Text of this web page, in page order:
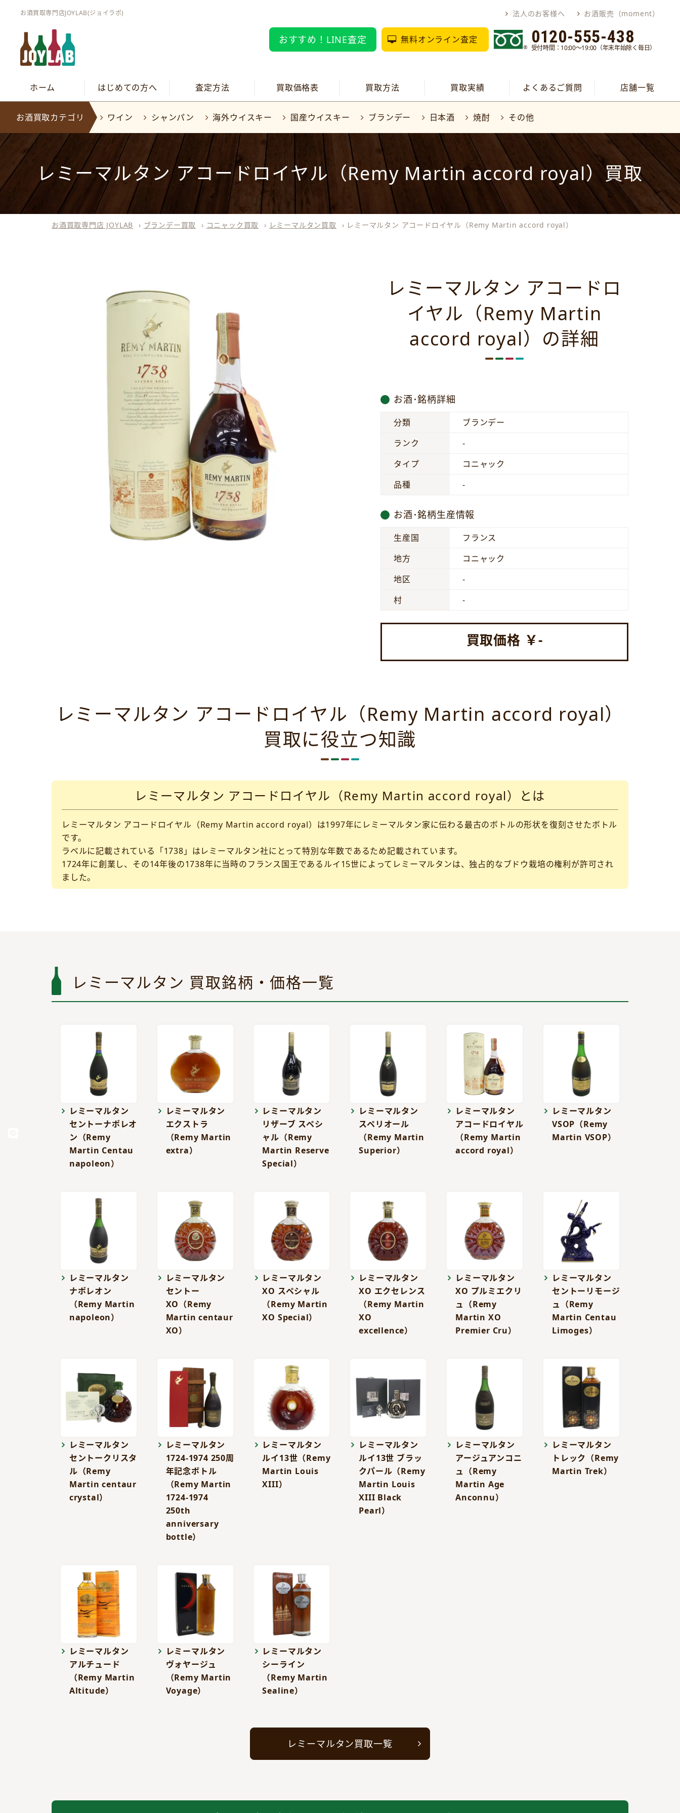
お酒買取専門店JOYLAB(ジョイラボ) 法人のお客様へ お酒販売（moment）
おすすめ！LINE査定 無料オンライン査定 0120-555-438
受付時間：10:00～19:00（年末年始除く毎日）
ホーム はじめての方へ 査定方法 買取価格表 買取方法 買取実績 よくあるご質問 店舗一覧
お酒買取カテゴリ ワイン シャンパン 海外ウイスキー 国産ウイスキー ブランデー 日本酒 焼酎 その他
レミーマルタン アコードロイヤル（Remy Martin accord royal）買取
お酒買取専門店 JOYLAB › ブランデー買取 › コニャック買取 › レミーマルタン買取 › レミーマルタン アコードロイヤル（Remy Martin accord royal）
レミーマルタン アコードロ
イヤル（Remy Martin
accord royal）の詳細
お酒･銘柄詳細
分類
ブランデー
ランク
-
タイプ
コニャック
品種
-
お酒･銘柄生産情報
生産国
フランス
地方
コニャック
地区
-
村
-
買取価格 ￥-
レミーマルタン アコードロイヤル（Remy Martin accord royal）
買取に役立つ知識
レミーマルタン アコードロイヤル（Remy Martin accord royal）とは
レミーマルタン アコードロイヤル（Remy Martin accord royal）は1997年にレミーマルタン家に伝わる最古のボトルの形状を復刻させたボトル
です。
ラベルに記載されている「1738」はレミーマルタン社にとって特別な年数であるため記載されています。
1724年に創業し、その14年後の1738年に当時のフランス国王であるルイ15世によってレミーマルタンは、独占的なブドウ栽培の権利が許可され
ました。
レミーマルタン 買取銘柄・価格一覧
レミーマルタン
セントーナポレオ
ン（Remy
Martin Centau
napoleon）
レミーマルタン
エクストラ
（Remy Martin
extra）
レミーマルタン
リザーブ スペシ
ャル（Remy
Martin Reserve
Special）
レミーマルタン
スペリオール
（Remy Martin
Superior）
レミーマルタン
アコードロイヤル
（Remy Martin
accord royal）
レミーマルタン
VSOP（Remy
Martin VSOP）
レミーマルタン
ナポレオン
（Remy Martin
napoleon）
レミーマルタン
セントー
XO（Remy
Martin centaur
XO）
レミーマルタン
XO スペシャル
（Remy Martin
XO Special）
レミーマルタン
XO エクセレンス
（Remy Martin
XO
excellence）
レミーマルタン
XO プルミエクリ
ュ（Remy
Martin XO
Premier Cru）
レミーマルタン
セントーリモージ
ュ（Remy
Martin Centau
Limoges）
レミーマルタン
セントークリスタ
ル（Remy
Martin centaur
crystal）
レミーマルタン
1724-1974 250周
年記念ボトル
（Remy Martin
1724-1974
250th
anniversary
bottle）
レミーマルタン
ルイ13世（Remy
Martin Louis
XIII）
レミーマルタン
ルイ13世 ブラッ
クパール（Remy
Martin Louis
XIII Black
Pearl）
レミーマルタン
アージュアンコニ
ュ（Remy
Martin Age
Anconnu）
レミーマルタン
トレック（Remy
Martin Trek）
レミーマルタン
アルチュード
（Remy Martin
Altitude）
レミーマルタン
ヴォヤージュ
（Remy Martin
Voyage）
レミーマルタン
シーライン
（Remy Martin
Sealine）
レミーマルタン買取一覧